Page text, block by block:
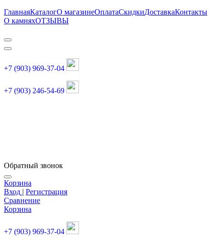
ГлавнаяКаталогО магазинеОплатаСкидкиДоставкаКонтакты
О камняхОТЗЫВЫ
+7 (903) 969-37-04
+7 (903) 246-54-69
Обратный звонок
Корзина
Вход | Регистрация
Сравнение
Корзина
+7 (903) 969-37-04